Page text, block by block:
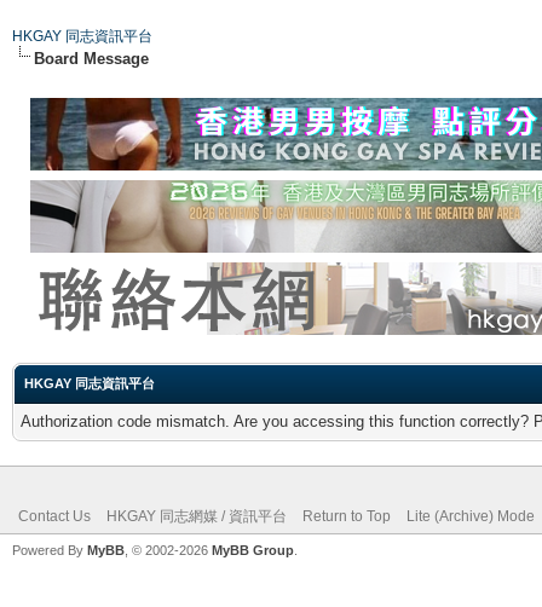
HKGAY 同志資訊平台
Board Message
HKGAY 同志資訊平台
Authorization code mismatch. Are you accessing this function correctly?
Contact Us HKGAY 同志網媒 / 資訊平台 Return to Top Lite (Archive) Mode
Powered By MyBB , © 2002-2026 MyBB Group